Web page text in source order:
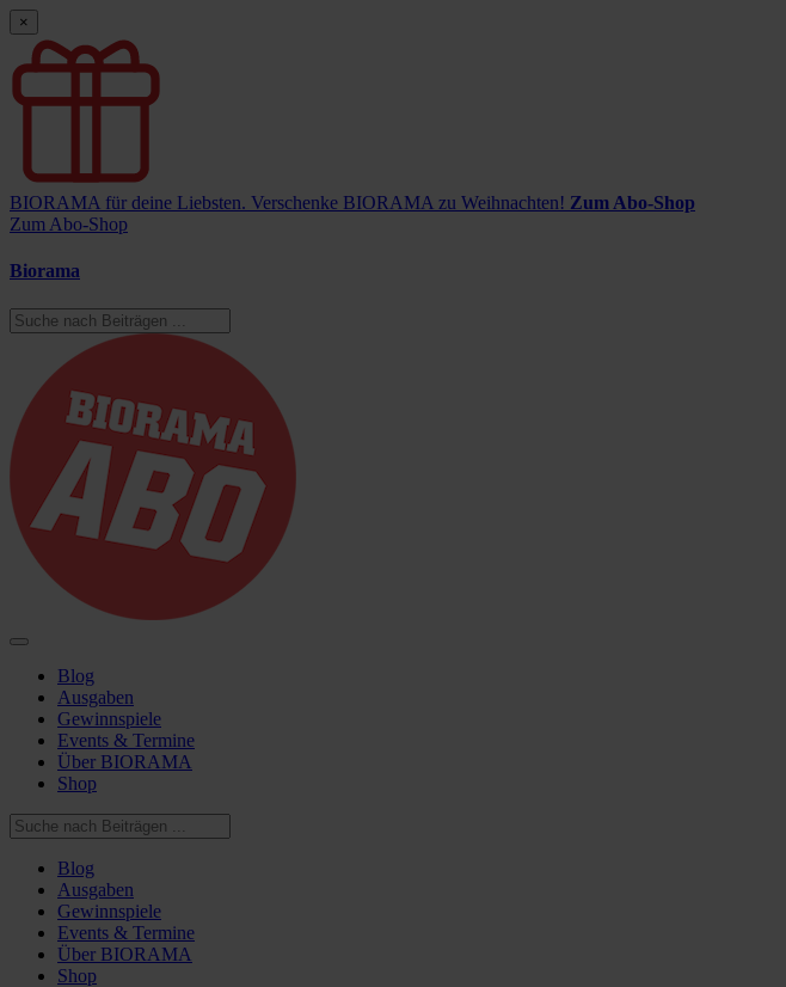
×
BIORAMA für deine Liebsten. Verschenke BIORAMA zu Weihnachten! Zum Abo-Shop
Zum Abo-Shop
Biorama
Blog
Ausgaben
Gewinnspiele
Events & Termine
Über BIORAMA
Shop
Blog
Ausgaben
Gewinnspiele
Events & Termine
Über BIORAMA
Shop